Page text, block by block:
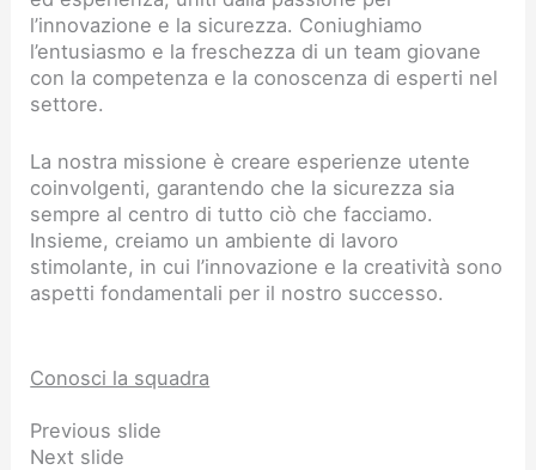
l’innovazione e la sicurezza. Coniughiamo
l’entusiasmo e la freschezza di un team giovane
con la competenza e la conoscenza di esperti nel
settore.
La nostra missione è creare esperienze utente
coinvolgenti, garantendo che la sicurezza sia
sempre al centro di tutto ciò che facciamo.
Insieme, creiamo un ambiente di lavoro
stimolante, in cui l’innovazione e la creatività sono
aspetti fondamentali per il nostro successo.
Conosci la squadra
Previous slide
Next slide